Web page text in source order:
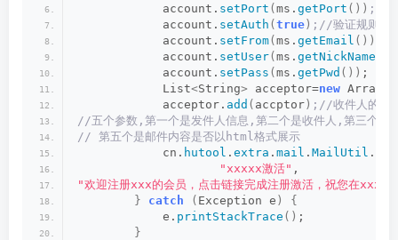
            account.
setPort ( ms. getPort ()) ;//邮
            account.
setAuth ( true ) ;//验证规则
            account.
setFrom( ms. getEmail ())
            account.
setUser( ms. getNickName
            account.
setPass ( ms. getPwd ()) ;
            List
<String> acceptor=new
            acceptor.
add ( accptor ) ;//收件人的邮
//五个参数,第一个是发件人信息,第二个是收件人,第三个是
// 第五个是邮件内容是否以html格式展示
            cn.
hutool . extra . mail . MailUtil .
"xxxxx激活" ,
"欢迎注册xxx的会员，点击链接完成注册激活，祝您在
}
catch ( Exception e )
{
            e.
printStackTrace () ;
}